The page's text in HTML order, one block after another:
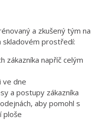
a zkušený tým na
prostředí:
zákazníka napříč celým
ve dne
a postupy zákazníka
aby pomohl s
ploše